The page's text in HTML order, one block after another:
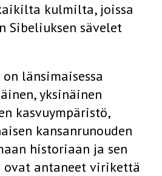
kulmilta, joissa
Sibeliuksen sävelet
länsimaisessa
yksinäinen
kasvuympäristö,
kansanrunouden
historiaan ja sen
ovat antaneet virikettä